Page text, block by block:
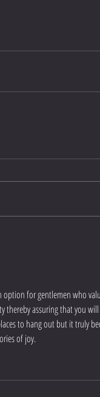
option for gentlemen who
thereby assuring that you
to hang out but it truly
of joy.